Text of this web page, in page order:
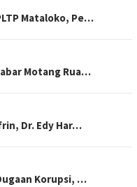
Mataloko, Pe…
Motang Rua…
Dr. Edy Har…
Korupsi, …